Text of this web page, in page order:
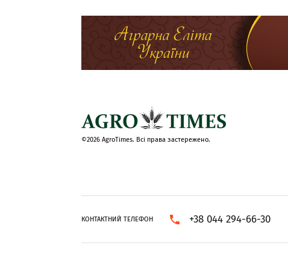
©2026 AgroTimes. Всі права застережено.
КОНТАКТНИЙ ТЕЛЕФОН +38 044 294-66-30